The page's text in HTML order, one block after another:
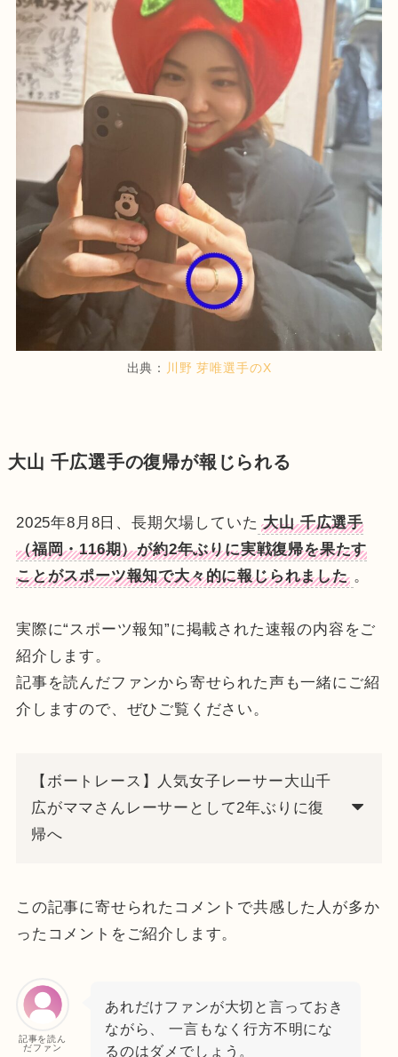
出典： 川野 芽唯選手のX
大山 千広選手の復帰が報じられる
2025年8月8日、長期欠場していた 大山 千広選手
（福岡・116期）が約2年ぶりに実戦復帰を果たす
ことがスポーツ報知で大々的に報じられました 。
実際に“スポーツ報知”に掲載された速報の内容をご
紹介します。
記事を読んだファンから寄せられた声も一緒にご紹
介しますので、ぜひご覧ください。
【ボートレース】人気女子レーサー大山千
広がママさんレーサーとして2年ぶりに復
帰へ
この記事に寄せられたコメントで共感した人が多か
ったコメントをご紹介します。
記事を読ん
だファン
あれだけファンが大切と言っておき
ながら、 一言もなく行方不明にな
るのはダメでしょう。